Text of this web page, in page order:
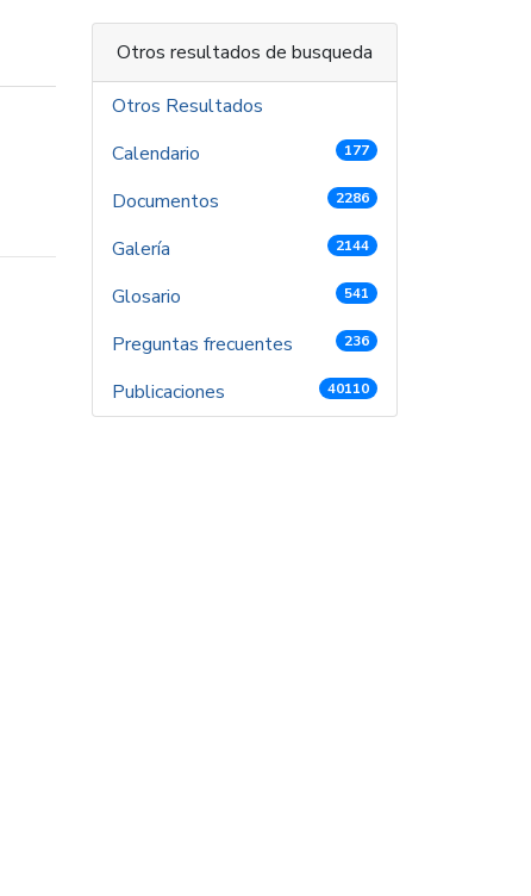
Otros resultados de busqueda
Otros Resultados
Calendario
177
Documentos 2286
Galería 2144
Glosario 541
Preguntas frecuentes 236
Publicaciones 40110